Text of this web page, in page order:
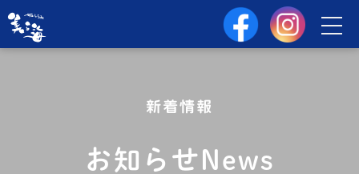
新着情報
お知らせNews